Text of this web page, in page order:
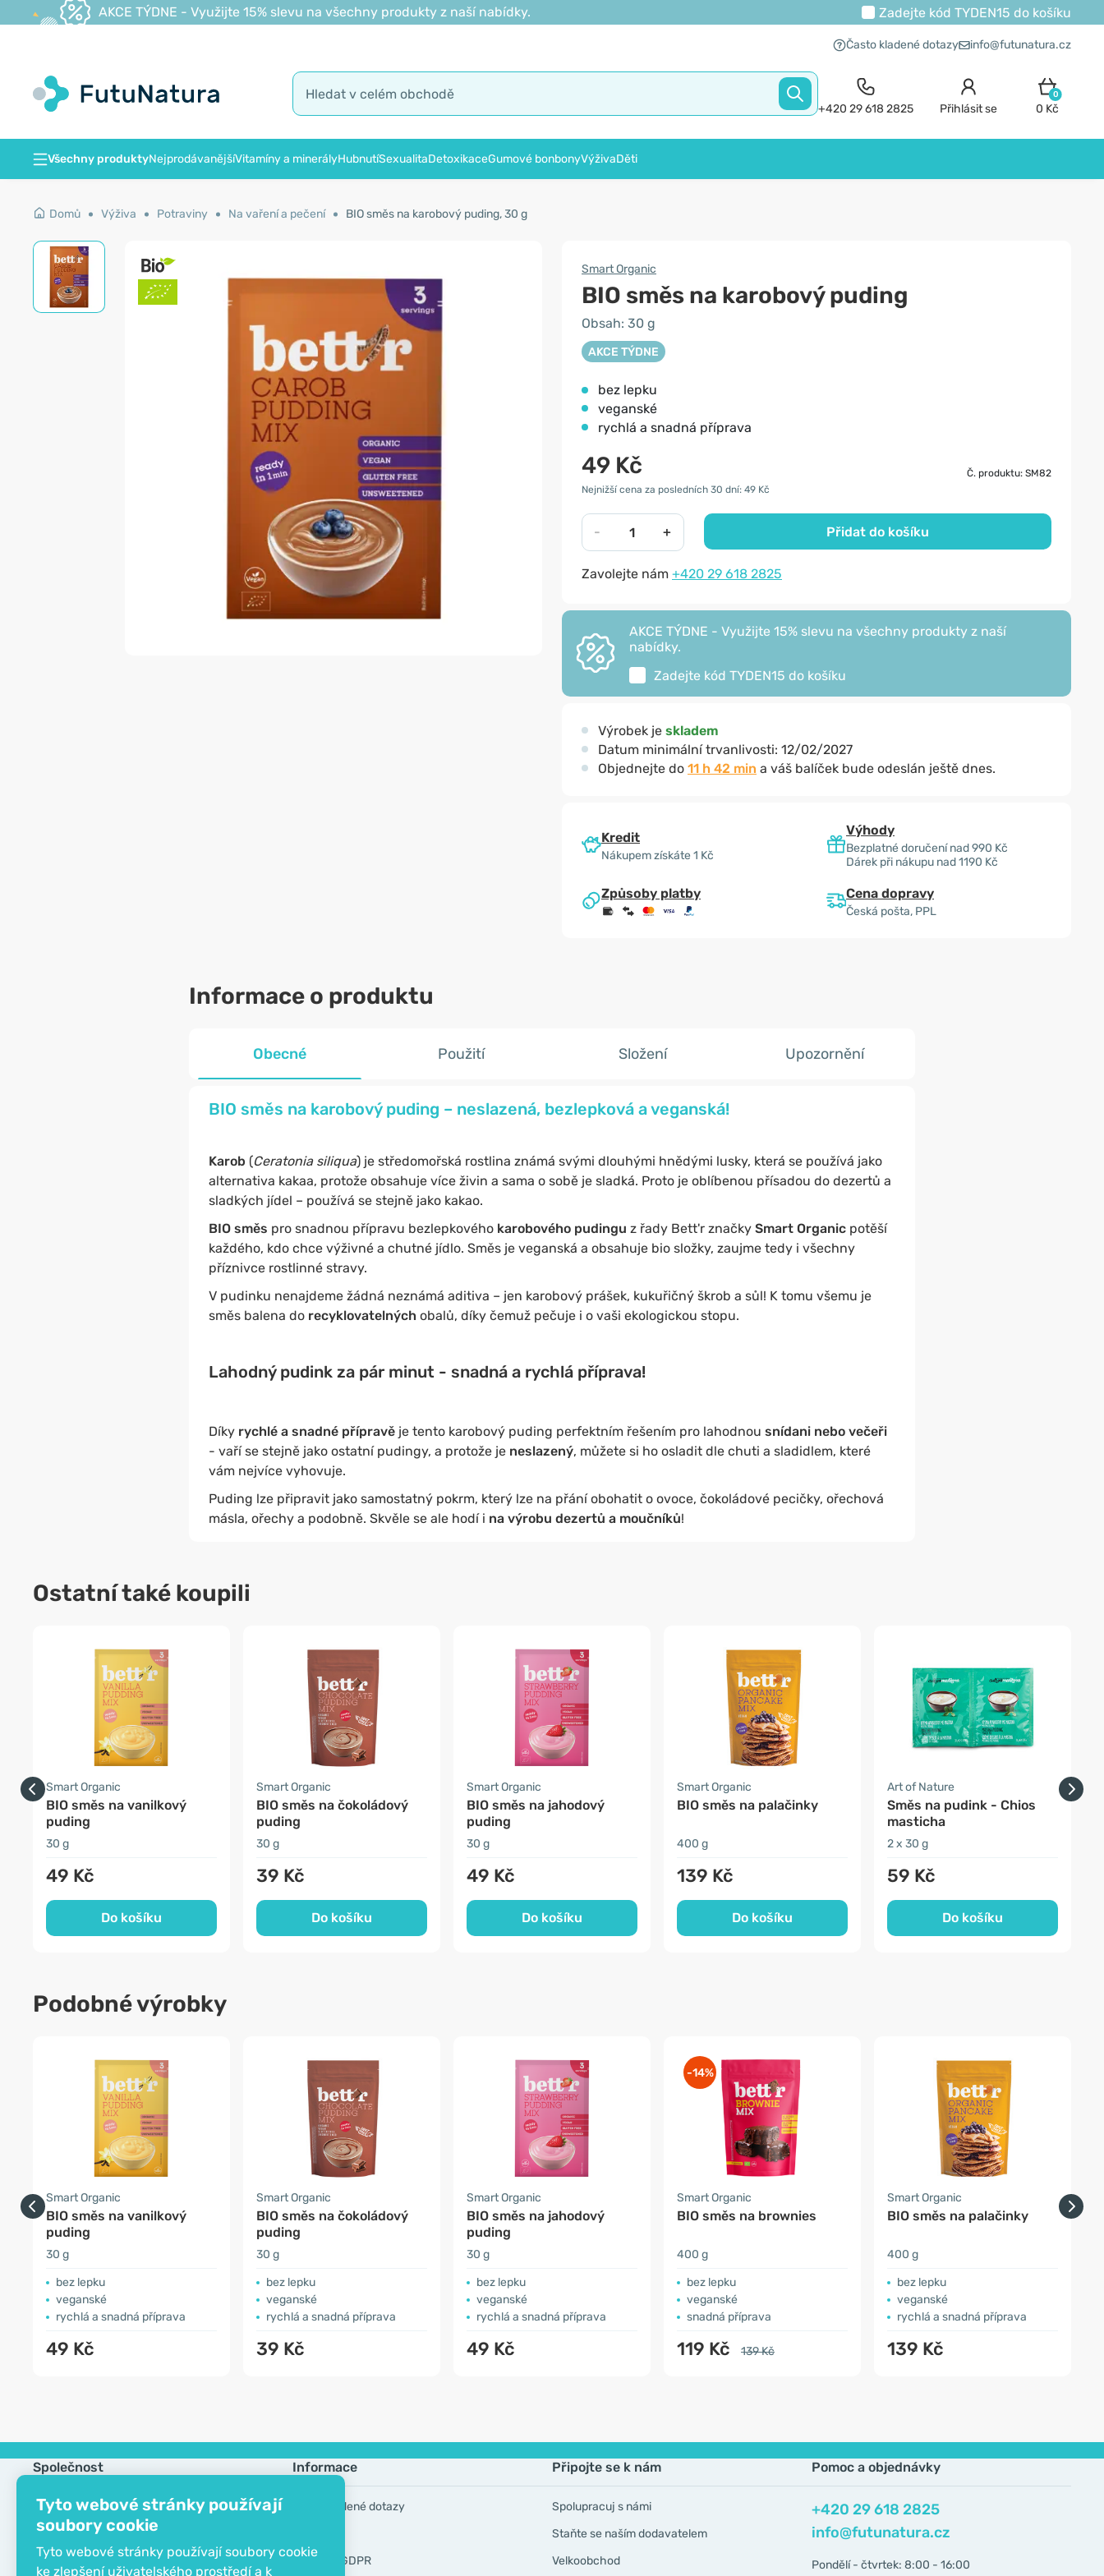
Tyto webové stránky používají
soubory cookie
Tyto webové stránky používají soubory cookie
ke zlepšení uživatelského prostředí a k
AKCE TÝDNE - Využijte 15% slevu na všechny produkty z naší nabídky. Zadejte kód TYDEN15 do košíku
Často kladené dotazy info@futunatura.cz
+420 29 618 2825 Přihlásit se
0
0 Kč
Všechny produktyNejprodávanějšíVitamíny a minerályHubnutíSexualitaDetoxikaceGumové bonbonyVýživaDěti
Domů Výživa Potraviny Na vaření a pečení BIO směs na karobový puding, 30 g
Smart Organic
BIO směs na karobový puding
Obsah: 30 g
AKCE TÝDNE
bez lepku
veganské
rychlá a snadná příprava
49 Kč
Č. produktu: SM82
Nejnižší cena za posledních 30 dní: 49 Kč
- + Přidat do košíku
Zavolejte nám +420 29 618 2825
AKCE TÝDNE - Využijte 15% slevu na všechny produkty z naší
nabídky.
Zadejte kód TYDEN15 do košíku
Výrobek je skladem
Datum minimální trvanlivosti: 12/02/2027
Objednejte do 11 h 42 min a váš balíček bude odeslán ještě dnes.
Kredit
Nákupem získáte 1 Kč
Výhody
Bezplatné doručení nad 990 Kč
Dárek při nákupu nad 1190 Kč
Způsoby platby Cena dopravy
Česká pošta, PPL
Informace o produktu
Obecné Použití Složení Upozornění
BIO směs na karobový puding – neslazená, bezlepková a veganská!
Karob (Ceratonia siliqua) je středomořská rostlina známá svými dlouhými hnědými lusky, která se používá jako
alternativa kakaa, protože obsahuje více živin a sama o sobě je sladká. Proto je oblíbenou přísadou do dezertů a
sladkých jídel – používá se stejně jako kakao.
BIO směs pro snadnou přípravu bezlepkového karobového pudingu z řady Bett'r značky Smart Organicpotěší
každého, kdo chce výživné a chutné jídlo. Směs je veganská a obsahuje bio složky, zaujme tedy i všechny
příznivce rostlinné stravy.
V pudinku nenajdeme žádná neznámá aditiva – jen karobový prášek, kukuřičný škrob a sůl! K tomu všemu je
směs balena do recyklovatelných obalů, díky čemuž pečuje i o vaši ekologickou stopu.
Lahodný pudink za pár minut - snadná a rychlá příprava!
Díky rychlé a snadné přípravěje tento karobový puding perfektním řešením pro lahodnou snídani nebo večeři
- vaří se stejně jako ostatní pudingy, a protože je neslazený, můžete si ho osladit dle chuti a sladidlem, které
vám nejvíce vyhovuje.
Puding lze připravit jako samostatný pokrm, který lze na přání obohatit o ovoce, čokoládové pecičky, ořechová
másla, ořechy a podobně. Skvěle se ale hodí i na výrobu dezertů a moučníků!
Ostatní také koupili
Smart Organic
BIO směs na vanilkový
puding
30 g
49 Kč
Do košíku
Smart Organic
BIO směs na čokoládový
puding
30 g
39 Kč
Do košíku
Smart Organic
BIO směs na jahodový
puding
30 g
49 Kč
Do košíku
Smart Organic
BIO směs na palačinky
400 g
139 Kč
Do košíku
Art of Nature
Směs na pudink - Chios
masticha
2 x 30 g
59 Kč
Do košíku
Podobné výrobky
Smart Organic
BIO směs na vanilkový
puding
30 g
bez lepku
veganské
rychlá a snadná příprava
49 Kč
Smart Organic
BIO směs na čokoládový
puding
30 g
bez lepku
veganské
rychlá a snadná příprava
39 Kč
Smart Organic
BIO směs na jahodový
puding
30 g
bez lepku
veganské
rychlá a snadná příprava
49 Kč
-14%
Smart Organic
BIO směs na brownies
400 g
bez lepku
veganské
snadná příprava
119 Kč 139 Kč
Smart Organic
BIO směs na palačinky
400 g
bez lepku
veganské
rychlá a snadná příprava
139 Kč
Společnost
Kontakt
O společnosti
EKO certifikát
Informace
Často kladené dotazy
Nástroje GDPR
Připojte se k nám
Spolupracuj s námi
Staňte se naším dodavatelem
Velkoobchod
Pomoc a objednávky
+420 29 618 2825
info@futunatura.cz
Pondělí - čtvrtek: 8:00 - 16:00